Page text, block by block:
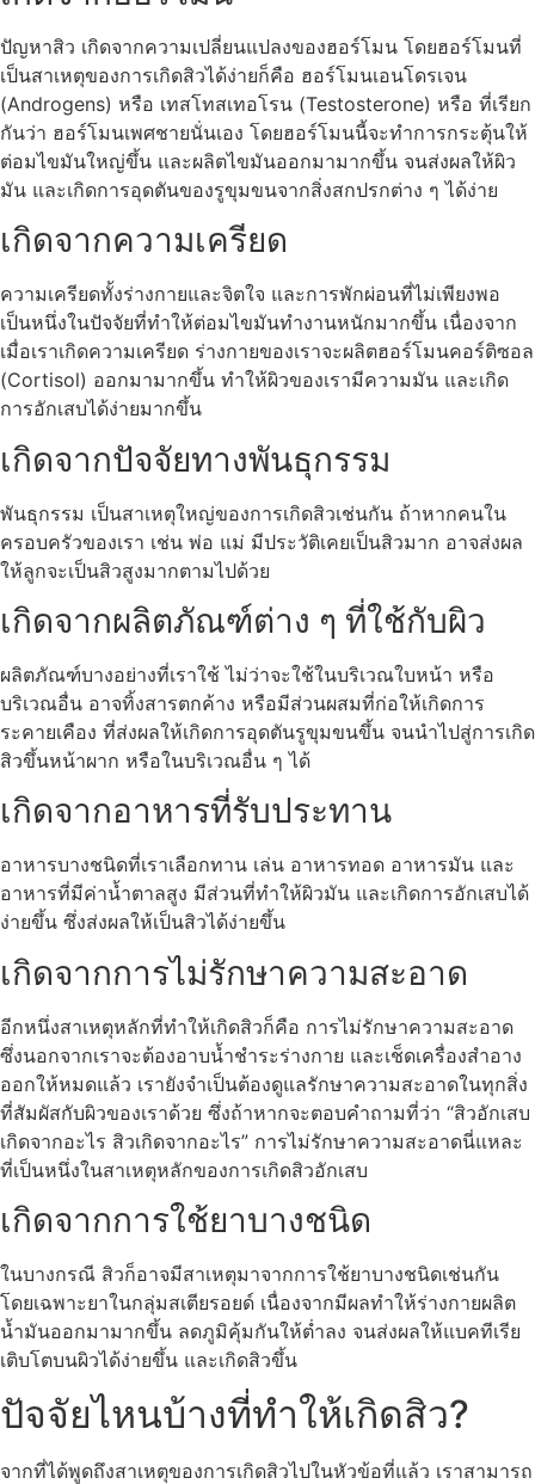
ปัญหาสิว เกิดจากความเปลี่ยนแปลงของฮอร์โมน โดยฮอร์โมนที่
เป็นสาเหตุของการเกิดสิวได้ง่ายก็คือ ฮอร์โมนเอนโดรเจน
(Androgens) หรือ เทสโทสเทอโรน (Testosterone) หรือ ที่เรียก
กันว่า ฮอร์โมนเพศชายนั่นเอง โดยฮอร์โมนนี้จะทำการกระตุ้นให้
ต่อมไขมันใหญ่ขึ้น และผลิตไขมันออกมามากขึ้น จนส่งผลให้ผิว
มัน และเกิดการอุดตันของรูขุมขนจากสิ่งสกปรกต่าง ๆ ได้ง่าย
เกิดจากความเครียด
ความเครียดทั้งร่างกายและจิตใจ และการพักผ่อนที่ไม่เพียงพอ
เป็นหนึ่งในปัจจัยที่ทำให้ต่อมไขมันทำงานหนักมากขึ้น เนื่องจาก
เมื่อเราเกิดความเครียด ร่างกายของเราจะผลิตฮอร์โมนคอร์ติซอล
(Cortisol) ออกมามากขึ้น ทำให้ผิวของเรามีความมัน และเกิด
การอักเสบได้ง่ายมากขึ้น
เกิดจากปัจจัยทางพันธุกรรม
พันธุกรรม เป็นสาเหตุใหญ่ของการเกิดสิวเช่นกัน ถ้าหากคนใน
ครอบครัวของเรา เช่น พ่อ แม่ มีประวัติเคยเป็นสิวมาก อาจส่งผล
ให้ลูกจะเป็นสิวสูงมากตามไปด้วย
เกิดจากผลิตภัณฑ์ต่าง ๆ ที่ใช้กับผิว
ผลิตภัณฑ์บางอย่างที่เราใช้ ไม่ว่าจะใช้ในบริเวณใบหน้า หรือ
บริเวณอื่น อาจทิ้งสารตกค้าง หรือมีส่วนผสมที่ก่อให้เกิดการ
ระคายเคือง ที่ส่งผลให้เกิดการอุดตันรูขุมขนขึ้น จนนำไปสู่การเกิด
สิวขึ้นหน้าผาก หรือในบริเวณอื่น ๆ ได้
เกิดจากอาหารที่รับประทาน
อาหารบางชนิดที่เราเลือกทาน เล่น อาหารทอด อาหารมัน และ
อาหารที่มีค่าน้ำตาลสูง มีส่วนที่ทำให้ผิวมัน และเกิดการอักเสบได้
ง่ายขึ้น ซึ่งส่งผลให้เป็นสิวได้ง่ายขึ้น
เกิดจากการไม่รักษาความสะอาด
อีกหนึ่งสาเหตุหลักที่ทำให้เกิดสิวก็คือ การไม่รักษาความสะอาด
ซึ่งนอกจากเราจะต้องอาบน้ำชำระร่างกาย และเช็ดเครื่องสำอาง
ออกให้หมดแล้ว เรายังจำเป็นต้องดูแลรักษาความสะอาดในทุกสิ่ง
ที่สัมผัสกับผิวของเราด้วย ซึ่งถ้าหากจะตอบคำถามที่ว่า “สิวอักเสบ
เกิดจากอะไร สิวเกิดจากอะไร” การไม่รักษาความสะอาดนี่แหละ
ที่เป็นหนึ่งในสาเหตุหลักของการเกิดสิวอักเสบ
เกิดจากการใช้ยาบางชนิด
ในบางกรณี สิวก็อาจมีสาเหตุมาจากการใช้ยาบางชนิดเช่นกัน
โดยเฉพาะยาในกลุ่มสเตียรอยด์ เนื่องจากมีผลทำให้ร่างกายผลิต
น้ำมันออกมามากขึ้น ลดภูมิคุ้มกันให้ต่ำลง จนส่งผลให้แบคทีเรีย
เติบโตบนผิวได้ง่ายขึ้น และเกิดสิวขึ้น
ปัจจัยไหนบ้างที่ทำให้เกิดสิว?
จากที่ได้พูดถึงสาเหตุของการเกิดสิวไปในหัวข้อที่แล้ว เราสามารถ